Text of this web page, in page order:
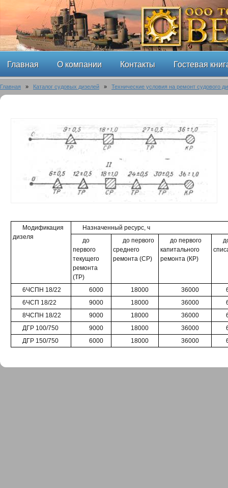
Главная О компании Контакты Гостевая
Главная » Каталог судовых дизелей » Технические условия на ремонт судового
Модификация
дизеля
Назначенный ресурс, ч
до
первого
текущего
ремонта
(TP)
до первого
среднего
ремонта (CP)
до первого
капитального
ремонта (КР)
6ЧСПН 18/22 6000 18000 36000
6ЧСП 18/22
9000 18000 36000
8ЧСПН 18/22
9000 18000 36000
ДГР 100/750
9000 18000 36000
ДГР 150/750
6000 18000 36000